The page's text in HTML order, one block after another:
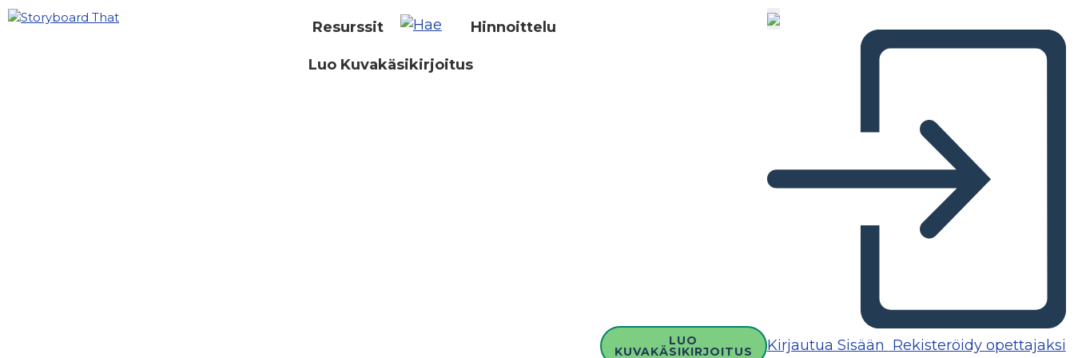
Resurssit Hinnoittelu
Luo Kuvakäsikirjoitus
LUO
KUVAKÄSIKIRJOITUS Kirjautua Sisään Rekisteröidy opettajaksi